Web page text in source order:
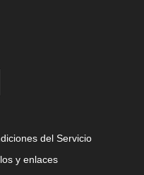
del Servicio
y enlaces